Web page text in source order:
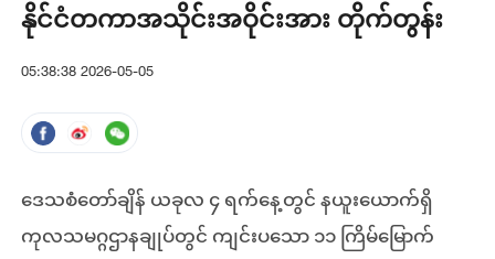
နိုင်ငံတကာအသိုင်းအဝိုင်းအား တိုက်တွန်း
05:38:38 2026-05-05
ဒေသစံတော်ချိန် ယခုလ ၄ ရက်နေ့တွင် နယူးယောက်ရှိ
ကုလသမဂ္ဂဌာနချုပ်တွင် ကျင်းပသော ၁၁ ကြိမ်မြောက်